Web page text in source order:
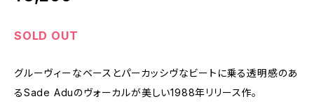
SOLD OUT
グルーヴィーなベースとパーカッシヴなビートに乗る透明感のあ
るSade Aduのヴォーカルが美しい1988年リリース作。